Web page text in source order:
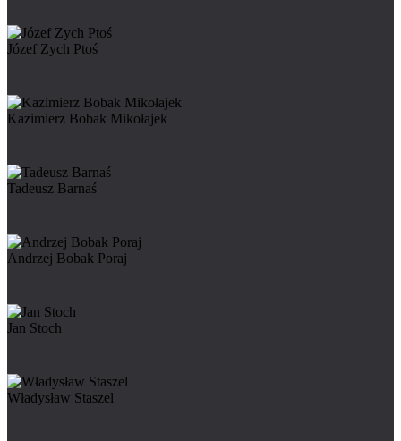
Józef Zych Ptoś
Kazimierz Bobak Mikołajek
Tadeusz Barnaś
Andrzej Bobak Poraj
Jan Stoch
Władysław Staszel